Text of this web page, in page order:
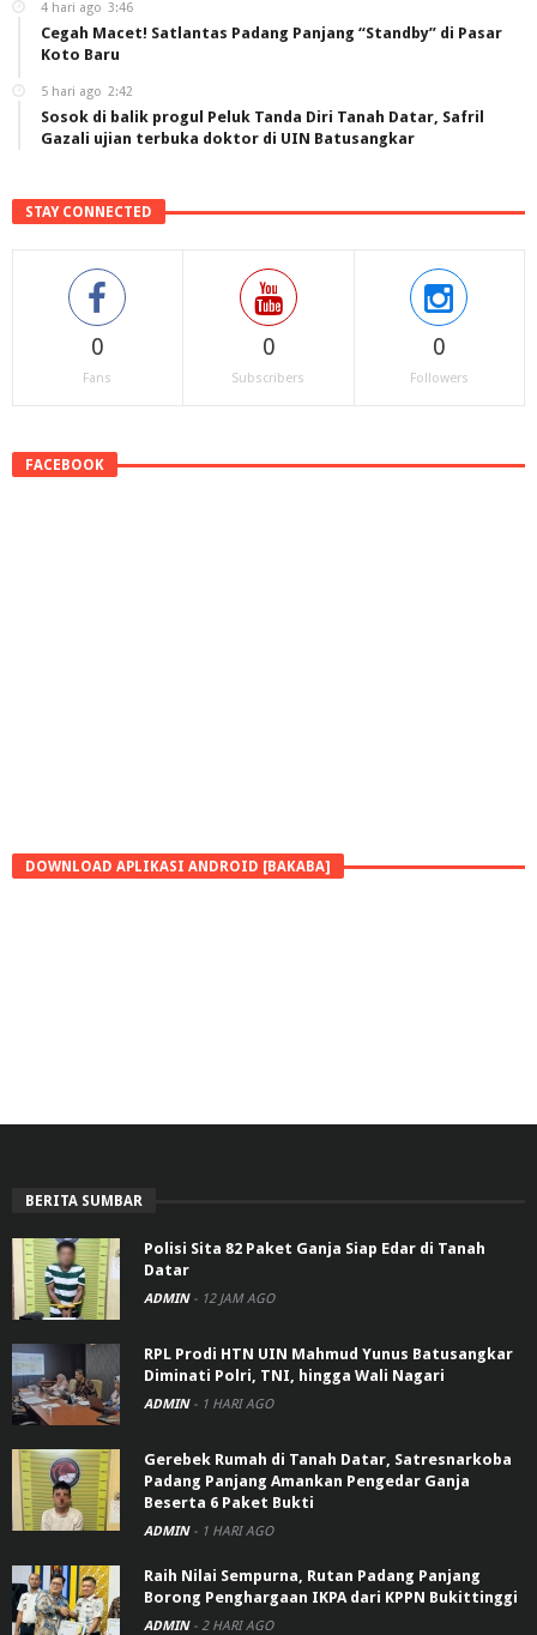
4 hari ago 3:46
Cegah Macet! Satlantas Padang Panjang “Standby” di Pasar
Koto Baru
5 hari ago 2:42
Sosok di balik progul Peluk Tanda Diri Tanah Datar, Safril
Gazali ujian terbuka doktor di UIN Batusangkar
STAY CONNECTED
0
Fans
0
Subscribers
0
Followers
FACEBOOK
DOWNLOAD APLIKASI ANDROID [BAKABA]
BERITA SUMBAR
Polisi Sita 82 Paket Ganja Siap Edar di Tanah
Datar
ADMIN - 12 JAM AGO
RPL Prodi HTN UIN Mahmud Yunus Batusangkar
Diminati Polri, TNI, hingga Wali Nagari
ADMIN - 1 HARI AGO
Gerebek Rumah di Tanah Datar, Satresnarkoba
Padang Panjang Amankan Pengedar Ganja
Beserta 6 Paket Bukti
ADMIN - 1 HARI AGO
Raih Nilai Sempurna, Rutan Padang Panjang
Borong Penghargaan IKPA dari KPPN Bukittinggi
ADMIN - 2 HARI AGO